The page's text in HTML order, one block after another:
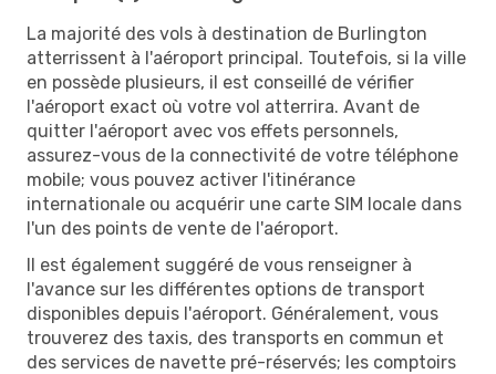
La majorité des vols à destination de Burlington
atterrissent à l'aéroport principal. Toutefois, si la ville
en possède plusieurs, il est conseillé de vérifier
l'aéroport exact où votre vol atterrira. Avant de
quitter l'aéroport avec vos effets personnels,
assurez-vous de la connectivité de votre téléphone
mobile; vous pouvez activer l'itinérance
internationale ou acquérir une carte SIM locale dans
l'un des points de vente de l'aéroport.
Il est également suggéré de vous renseigner à
l'avance sur les différentes options de transport
disponibles depuis l'aéroport. Généralement, vous
trouverez des taxis, des transports en commun et
des services de navette pré-réservés; les comptoirs